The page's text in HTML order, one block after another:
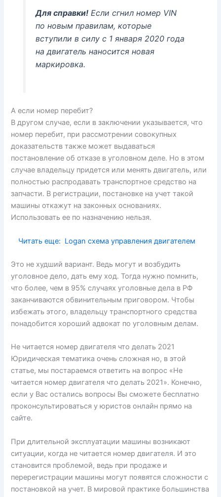
Для справки!Если сгнил номер VIN
по новым правилам, которые
вступили в силу с 1 января 2020 года
на двигатель наносится новая
маркировка.
А если номер перебит?
В другом случае, если в заключении указывается, что
номер перебит, при рассмотрении совокупных
доказательств также может выдаваться
постановление об отказе в уголовном деле. Но в этом
случае владельцу придется или менять двигатель, или
полностью распродавать транспортное средство на
запчасти. В регистрации, постановке на учет такой
машины откажут на законных основаниях.
Использовать ее по назначению нельзя.
Читать еще: Logan схема управления двигателем
Это не худший вариант. Ведь могут и возбудить
уголовное дело, дать ему ход. Тогда нужно помнить,
что более, чем в 95% случаях уголовные дела в РФ
заканчиваются обвинительным приговором. Чтобы
избежать этого, владельцу транспортного средства
понадобится хороший адвокат по уголовным делам.
Не читается номер двигателя что делать 2021
Юридическая тематика очень сложная но, в этой
статье, мы постараемся ответить на вопрос «Не
читается номер двигателя что делать 2021». Конечно,
если у Вас остались вопросы Вы сможете бесплатно
проконсультироваться у юристов онлайн прямо на
сайте.
При длительной эксплуатации машины возникают
ситуации, когда не читается номер двигателя. И это
становится проблемой, ведь при продаже и
перерегистрации машины могут появятся сложности с
постановкой на учет. В мировой практике большинства